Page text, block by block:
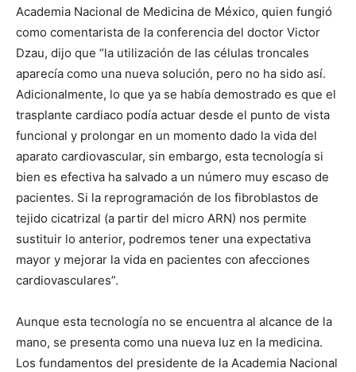
Academia Nacional de Medicina de México, quien fungió
como comentarista de la conferencia del doctor Victor
Dzau, dijo que “la utilización de las células troncales
aparecía como una nueva solución, pero no ha sido así.
Adicionalmente, lo que ya se había demostrado es que el
trasplante cardiaco podía actuar desde el punto de vista
funcional y prolongar en un momento dado la vida del
aparato cardiovascular, sin embargo, esta tecnología si
bien es efectiva ha salvado a un número muy escaso de
pacientes. Si la reprogramación de los fibroblastos de
tejido cicatrizal (a partir del micro ARN) nos permite
sustituir lo anterior, podremos tener una expectativa
mayor y mejorar la vida en pacientes con afecciones
cardiovasculares”.
Aunque esta tecnología no se encuentra al alcance de la
mano, se presenta como una nueva luz en la medicina.
Los fundamentos del presidente de la Academia Nacional